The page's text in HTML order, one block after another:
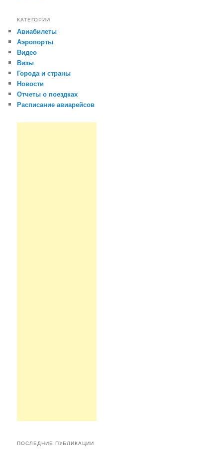
КАТЕГОРИИ
Авиабилеты
Аэропорты
Видео
Визы
Города и страны
Новости
Отчеты о поездках
Расписание авиарейсов
ПОСЛЕДНИЕ ПУБЛИКАЦИИ